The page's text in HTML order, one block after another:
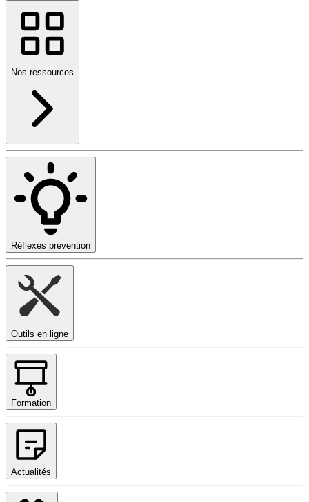
Nos ressources
Réflexes prévention
Outils en ligne
Formation
Actualités